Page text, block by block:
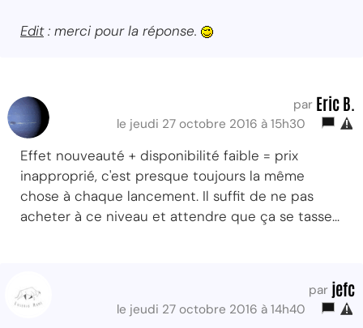
Edit: merci pour la réponse.
par Eric B.
le jeudi 27 octobre 2016 à 15h30
Effet nouveauté + disponibilité faible = prix
inapproprié, c'est presque toujours la même
chose à chaque lancement. Il suffit de ne pas
acheter à ce niveau et attendre que ça se tasse...
par jefc
le jeudi 27 octobre 2016 à 14h40